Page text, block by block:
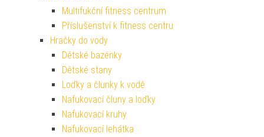
Multifukční fitness centrum
Příslušenství k fitness centru
Hračky do vody
Dětské bazénky
Dětské stany
Loďky a člunky k vodě
Nafukovací čluny a loďky
Nafukovací kruhy
Nafukovací lehátka